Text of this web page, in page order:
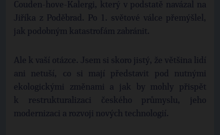
Couden-hove-Kalergi, který v podstatě navázal na
Jiříka z Poděbrad. Po 1. světové válce přemýšlel,
jak podobným katastrofám zabránit.
Ale k vaší otázce. Jsem si skoro jistý, že většina lidí
ani netuší, co si mají představit pod nutnými
ekologickými změnami a jak by mohly přispět
k restrukturalizaci českého průmyslu, jeho
modernizaci a rozvoji nových technologií.